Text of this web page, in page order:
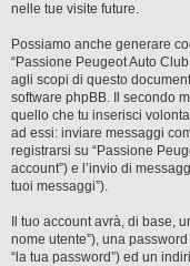
nelle tue visite future.
Possiamo anche generare
“Passione Peugeot Auto
agli scopi di questo
software phpBB. Il secondo
quello che tu inserisci
ad essi: inviare messaggi
registrarsi su “Passione
account”) e l’invio di
tuoi messaggi”).
Il tuo account avrà, di base,
nome utente”), una
“la tua password”) ed un